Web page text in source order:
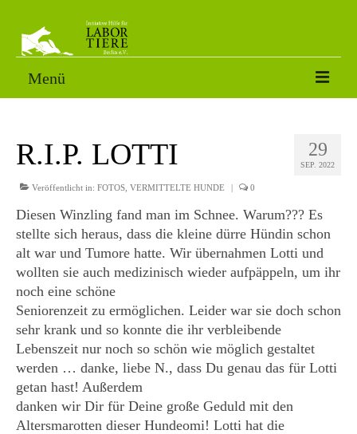
Menü
SORGENFÄLLE
PATENSCHAFT
AKTUELLES
FOTOS
NACH DEM LABOR
ÜBER UNS
HELFEN
KONTAKT
29
SEP. 2022
R.I.P. LOTTI
Veröffentlicht in: FOTOS VERMITTELTE HUNDE | 0
Diesen Winzling fand man im Schnee. Warum??? Es
stellte sich heraus, dass die kleine dürre Hündin schon
alt war und Tumore hatte. Wir übernahmen Lotti und
wollten sie auch medizinisch wieder aufpäppeln, um ihr
noch eine schöne
Seniorenzeit zu ermöglichen. Leider war sie doch schon
sehr krank und so konnte die ihr verbleibende
Lebenszeit nur noch so schön wie möglich gestaltet
werden … danke, liebe N., dass Du genau das für Lotti
getan hast! Außerdem
danken wir Dir für Deine große Geduld mit den
Altersmarotten dieser Hundeomi! Lotti hat die